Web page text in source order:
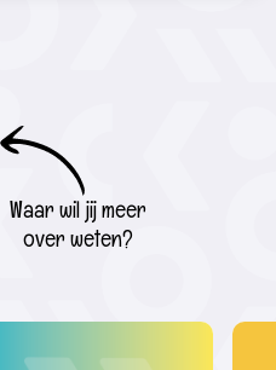
Waar wil jij meer
over weten?